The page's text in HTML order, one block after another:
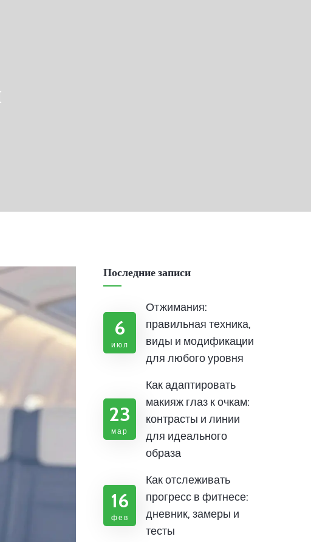
Последние записи
6
июл
Отжимания:
правильная техника,
виды и модификации
для любого уровня
23
мар
Как адаптировать
макияж глаз к очкам:
контрасты и линии
для идеального
образа
16
фев
Как отслеживать
прогресс в фитнесе:
дневник, замеры и
тесты